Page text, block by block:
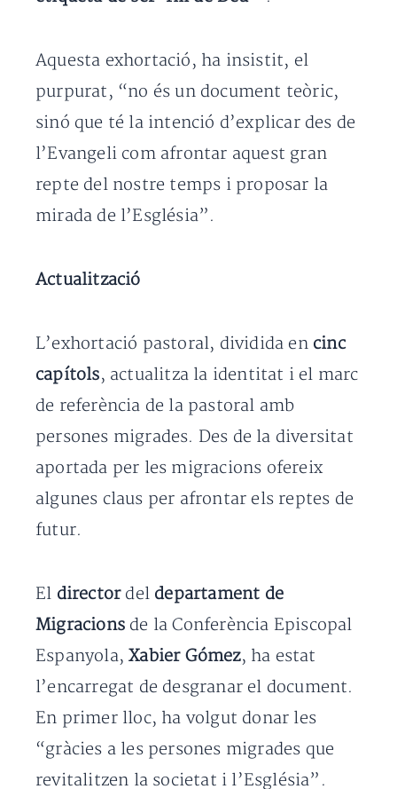
Aquesta exhortació, ha insistit, el
purpurat, “no és un document teòric,
sinó que té la intenció d’explicar des de
l’Evangeli com afrontar aquest gran
repte del nostre temps i proposar la
mirada de l’Església”.
Actualització
L’exhortació pastoral, dividida en cinc
capítols, actualitza la identitat i el marc
de referència de la pastoral amb
persones migrades. Des de la diversitat
aportada per les migracions ofereix
algunes claus per afrontar els reptes de
futur.
El director del departament de
Migracions de la Conferència Episcopal
Espanyola,Xabier Gómez, ha estat
l’encarregat de desgranar el document.
En primer lloc, ha volgut donar les
“gràcies a les persones migrades que
revitalitzen la societat i l’Església”.